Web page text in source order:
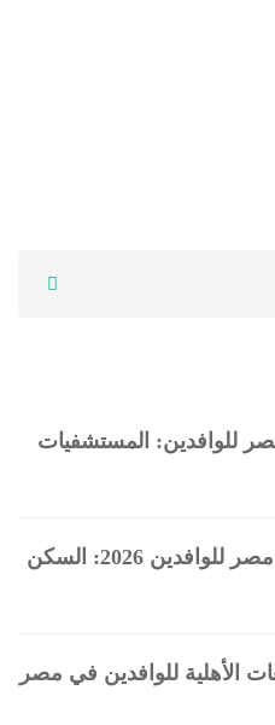
للوافدين: المستشفيات
دليل تكلفة المعيشة في مصر للوافدين 2026: السكن
الأهلية للوافدين في مصر